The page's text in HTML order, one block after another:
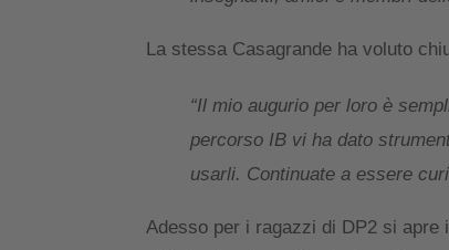
La stessa Casagrande ha voluto
“Il mio augurio per loro è
percorso IB vi ha dato
usarli. Continuate a essere
Adesso per i ragazzi di DP2 si apre